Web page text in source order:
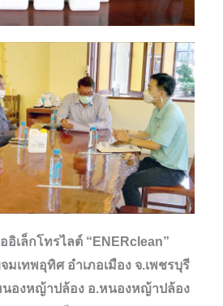
อิเล็กโทรไลต์ “ENERclean”
มเทพอุทิศ อำเภอเมือง จ.เพชรบุรี
นองหญ้าปล้อง อ.หนองหญ้าปล้อง